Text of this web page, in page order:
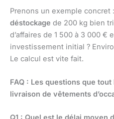
Prenons un exemple concret
déstockage de 200 kg bien
d’affaires de 1 500 à 3 000 €
investissement initial ?
Le calcul est vite fait.
FAQ : Les questions que
livraison de vêtements